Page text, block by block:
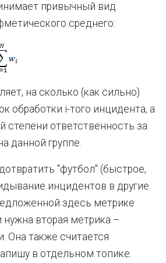
привычный вид
среднего:
на сколько (как сильно)
обработки i-того инцидента, а
степени ответственность за
данной группе.
"футбол" (быстрое,
инцидентов в другие
здесь метрике
вторая метрика –
Она также считается
в отдельном топике.